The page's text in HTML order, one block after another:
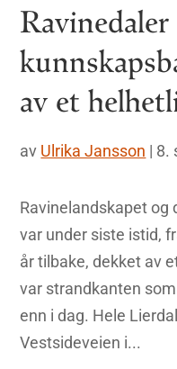
av et
av Ulrika Jansson | 8.
Ravinelandskapet og
var under siste istid,
år tilbake, dekket av
var strandkanten
enn i dag. Hele
Vestsideveien i...